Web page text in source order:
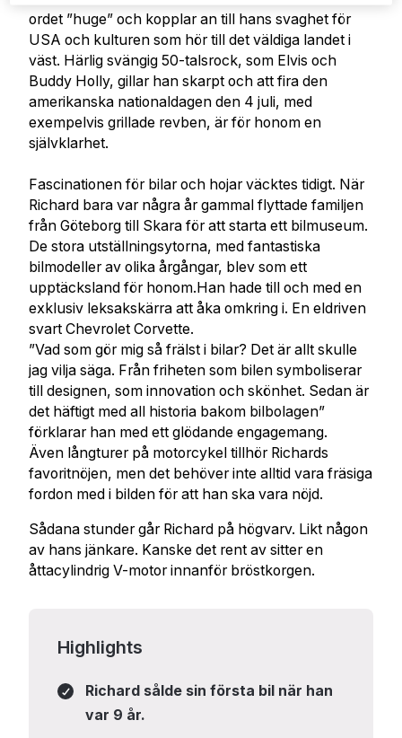
ordet ”huge” och kopplar an till hans svaghet för
USA och kulturen som hör till det väldiga landet i
väst. Härlig svängig 50-talsrock, som Elvis och
Buddy Holly, gillar han skarpt och att fira den
amerikanska nationaldagen den 4 juli, med
exempelvis grillade revben, är för honom en
självklarhet.
Fascinationen för bilar och hojar väcktes tidigt. När
Richard bara var några år gammal flyttade familjen
från Göteborg till Skara för att starta ett bilmuseum.
De stora utställningsytorna, med fantastiska
bilmodeller av olika årgångar, blev som ett
upptäcksland för honom.Han hade till och med en
exklusiv leksakskärra att åka omkring i. En eldriven
svart Chevrolet Corvette.
”Vad som gör mig så frälst i bilar? Det är allt skulle
jag vilja säga. Från friheten som bilen symboliserar
till designen, som innovation och skönhet. Sedan är
det häftigt med all historia bakom bilbolagen”
förklarar han med ett glödande engagemang.
Även långturer på motorcykel tillhör Richards
favoritnöjen, men det behöver inte alltid vara fräsiga
fordon med i bilden för att han ska vara nöjd.
Highlights
Richard sålde sin första bil när han
var 9 år.
Sådana stunder går Richard på högvarv. Likt någon
av hans jänkare. Kanske det rent av sitter en
åttacylindrig V-motor innanför bröstkorgen.